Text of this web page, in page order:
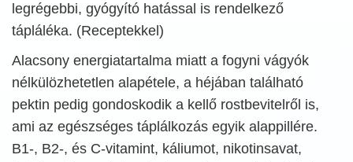
legrégebbi, gyógyító hatással is rendelkező
tápláléka. (Receptekkel)
Alacsony energiatartalma miatt a fogyni vágyók
nélkülözhetetlen alapétele, a héjában található
pektin pedig gondoskodik a kellő rostbevitelről is,
ami az egészséges táplálkozás egyik alappillére.
B1-, B2-, és C-vitamint, káliumot, nikotinsavat,